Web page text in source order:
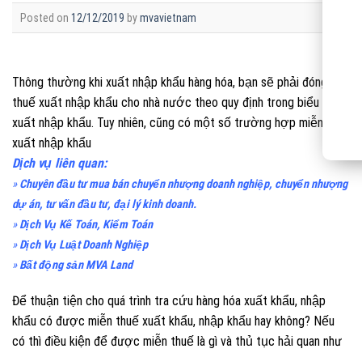
Posted on 12/12/2019 bymvavietnam
Thông thường khi xuất nhập khẩu hàng hóa, bạn sẽ phải đóng
thuế xuất nhập khẩu cho nhà nước theo quy định trong biểu thuế
xuất nhập khẩu. Tuy nhiên, cũng có một số trường hợp miễn thuế
xuất nhập khẩu
Dịch vụ liên quan:
»Chuyên đầu tư mua bán chuyển nhượng doanh nghiệp, chuyển nhượng
dự án, tư vấn đầu tư, đại lý kinh doanh.
»Dịch Vụ Kế Toán, Kiểm Toán
»Dịch Vụ Luật Doanh Nghiệp
»Bất động sản MVA Land
Để thuận tiện cho quá trình tra cứu hàng hóa xuất khẩu, nhập
khẩu có được miễn thuế xuất khẩu, nhập khẩu hay không? Nếu
có thì điều kiện để được miễn thuế là gì và thủ tục hải quan như